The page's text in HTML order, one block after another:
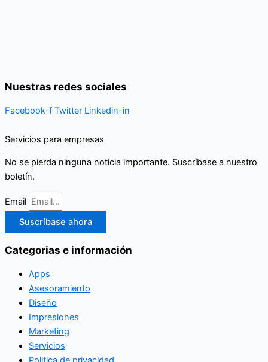
Nuestras redes sociales
Facebook-f Twitter Linkedin-in
Servicios para empresas
No se pierda ninguna noticia importante. Suscríbase a nuestro
boletín.
Email
Suscríbase ahora
Categorias e información
Apps
Asesoramiento
Diseño
Impresiones
Marketing
Servicios